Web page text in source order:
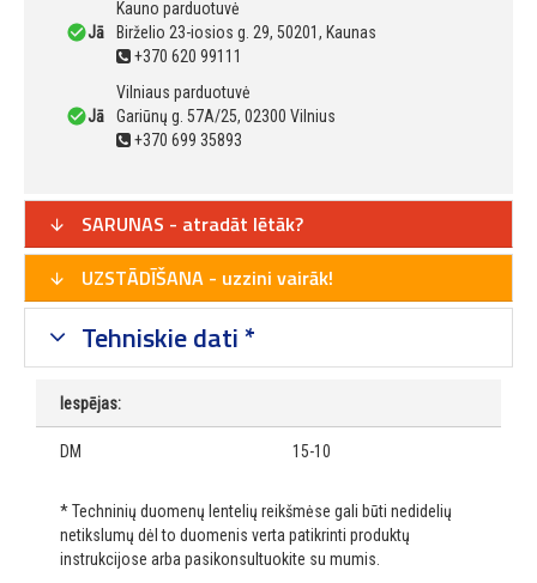
Jā
Kauno parduotuvė
Birželio 23-iosios g. 29, 50201, Kaunas
+370 620 99111
Jā
Vilniaus parduotuvė
Gariūnų g. 57A/25, 02300 Vilnius
+370 699 35893
SARUNAS - atradāt lētāk?
UZSTĀDĪŠANA - uzzini vairāk!
Tehniskie dati *
Iespējas:
DM 15-10
* Techninių duomenų lentelių reikšmėse gali būti nedidelių
netikslumų dėl to duomenis verta patikrinti produktų
instrukcijose arba pasikonsultuokite su mumis.